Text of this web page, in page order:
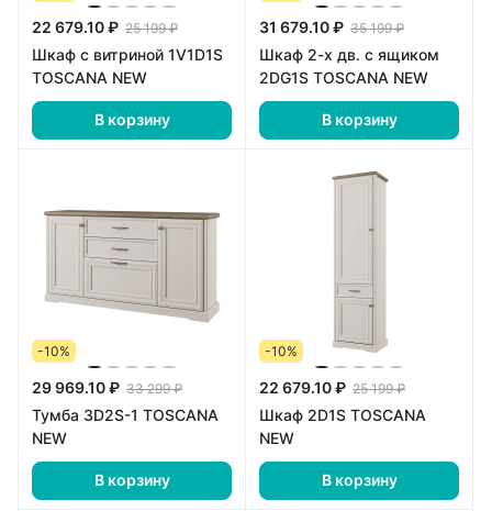
22 679.10 ₽ 25 199 ₽
Шкаф с витриной 1V1D1S
TOSCANA NEW
В корзину
31 679.10 ₽ 35 199 ₽
Шкаф 2-х дв. с ящиком
2DG1S TOSCANA NEW
В корзину
-10%
29 969.10 ₽ 33 299 ₽
Тумба 3D2S-1 TOSCANA
NEW
В корзину
-10%
22 679.10 ₽ 25 199 ₽
Шкаф 2D1S TOSCANA
NEW
В корзину